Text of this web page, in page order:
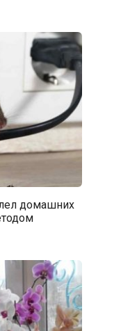
домашних